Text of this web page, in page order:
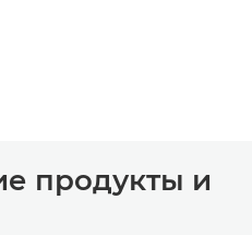
продукты и